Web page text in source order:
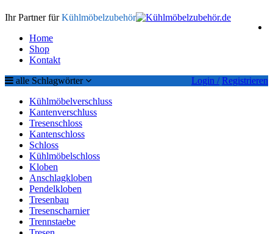
Ihr Partner fürKühlmöbelzubehör
Home
Shop
Kontakt
Login / Registrieren
alle Schlagwörter
Kühlmöbelverschluss
Kantenverschluss
Tresenschloss
Kantenschloss
Schloss
Kühlmöbelschloss
Kloben
Anschlagkloben
Pendelkloben
Tresenbau
Tresenscharnier
Trennstaebe